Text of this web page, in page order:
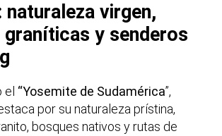
naturaleza virgen,
graníticas y senderos
“Yosemite de Sudamérica”,
por su naturaleza prístina,
bosques nativos y rutas de